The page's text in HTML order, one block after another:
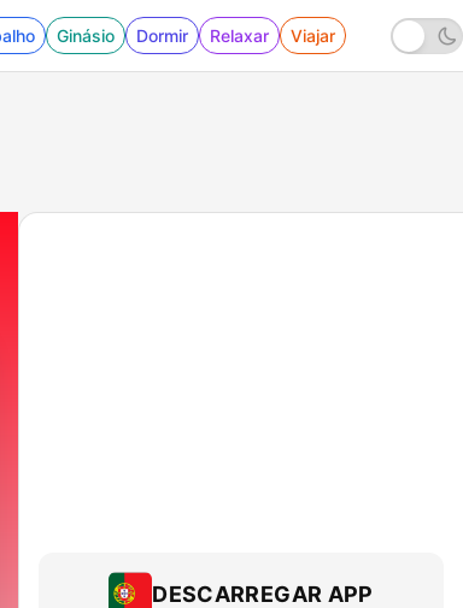
Ginásio Dormir Relaxar Viajar
DESCARREGAR APP